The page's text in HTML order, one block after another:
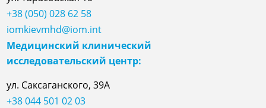
+38 (050) 028 62 58
iomkievmhd@iom.int
Медицинский клинический
исследовательский центр:
ул. Саксаганского, 39А
+38 044 501 02 03